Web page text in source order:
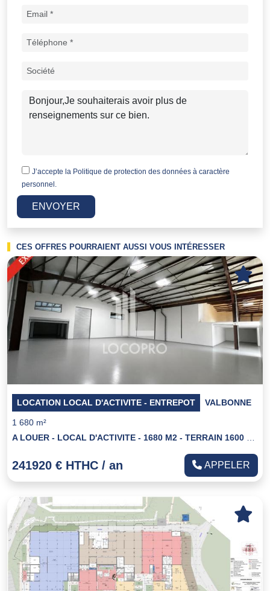
J’accepte la Politique de protection des données à caractère
personnel.
ENVOYER
CES OFFRES POURRAIENT AUSSI VOUS INTÉRESSER
LOCATION LOCAL D'ACTIVITE - ENTREPOT VALBONNE
1 680 m²
241920 € HTHC / an APPELER